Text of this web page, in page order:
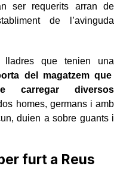
ser requerits arran de
de l’avinguda
lladres que tenien una
del magatzem que
diversos
homes, germans i amb
duien a sobre guants i
furt a Reus